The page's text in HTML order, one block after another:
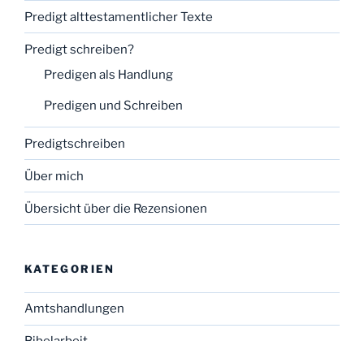
Predigt alttestamentlicher Texte
Predigt schreiben?
Predigen als Handlung
Predigen und Schreiben
Predigtschreiben
Über mich
Übersicht über die Rezensionen
KATEGORIEN
Amtshandlungen